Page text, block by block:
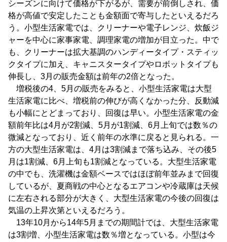
シーズンに向けて価格が下がるが、需要が前倒しされ、価
格が高値で安定したことも金額面で寄与したといえるだろ
う。小型生活家電では、クリーナーや電子レンジ、炊飯ジ
ャーを中心に家事家電、調理家電の増加が目立った。中で
も、クリーナーは拡大基調のハンディータイプ・スティッ
クタイプに加え、キャニスタータイプやロボットタイプも
伸長し、3月の販売金額は前年の2倍となった。
増税後の4、5月の販売をみると、小型生活家電は大型
生活家電に比べ、増税前の伸びが高くなかった分、反動減
も小幅にとどまっており、回復は早い。小型生活家電の金
額前年比は4月が2割減、5月が1割減、6月上旬では数％の
微減となっており、近く前年の水準に戻ると見られる。一
方の大型生活家電は、4月は3割減まで落ち込み、その後5
月は1割減、6月上旬も1割減となっている。大型生活家電
の中でも、洗濯機は金額ベースではほぼ前年並みまで回復
しているが、夏商戦の中心となるエアコンや冷蔵庫は天候
に左右される部分が大きく、大型生活家電の今後の回復は
気温の上昇次第といえるだろう。
13年10月から14年5月までの期間計では、大型生活家電
は3割増、小型生活家電は数％増となっている。小型は今